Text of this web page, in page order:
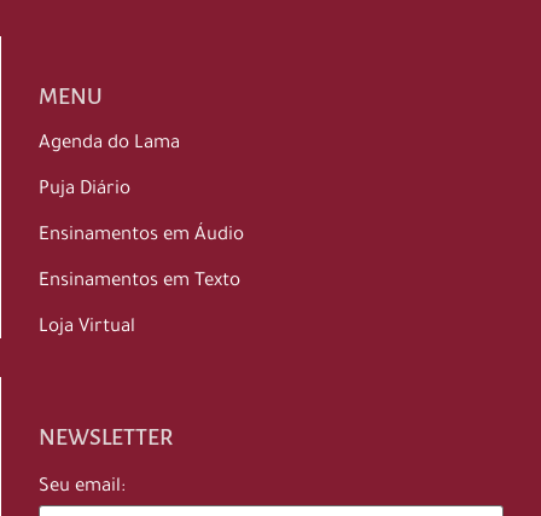
MENU
Agenda do Lama
Puja Diário
Ensinamentos em Áudio
Ensinamentos em Texto
Loja Virtual
NEWSLETTER
Seu email: